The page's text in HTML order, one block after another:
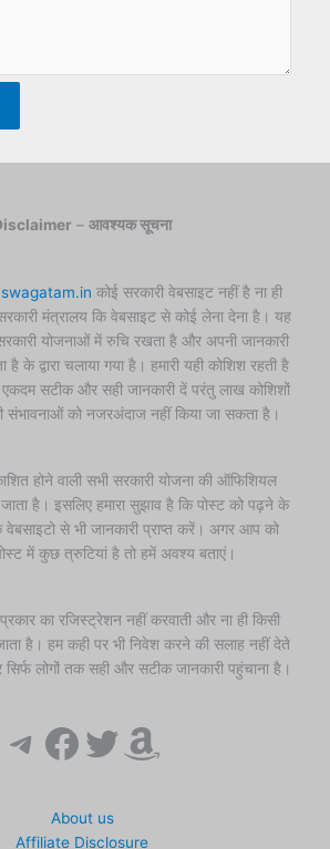
– आवश्यक सूचना
swagatam.in कोई सरकारी वेबसाइट नहीं है ना ही
मंत्रालय कि वेबसाइट से कोई लेना देना है। यह
योजनाओं में रुचि रखता है और अपनी जानकारी
है के द्वारा चलाया गया है। हमारी यही कोशिश रहती है
सटीक और सही जानकारी दें परंतु लाख कोशिशों
संभावनाओं को नजरअंदाज नहीं किया जा सकता है।
होने वाली सभी सरकारी योजना की ऑफिशियल
है। इसलिए हमारा सुझाव है कि पोस्ट को पढ़ने के
से भी जानकारी प्राप्त करें। अगर आप को
में कुछ त्रुटियां है तो हमें अवश्य बताएं।
का रजिस्ट्रेशन नहीं करवाती और ना ही किसी
है। हम कही पर भी निवेश करने की सलाह नहीं देते
सिर्फ लोगों तक सही और सटीक जानकारी पहुंचाना है।
Telegram
Facebook
Twitter
Amazon
About us
Affiliate Disclosure